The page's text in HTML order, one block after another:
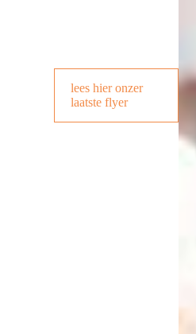
lees hier onzer
laatste flyer